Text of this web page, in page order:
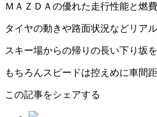
ＭＡＺＤＡの優れた走行性能と燃
タイヤの動きや路面状況などリア
スキー場からの帰りの長い下り坂
もちろんスピードは控えめに車間
この記事をシェアする